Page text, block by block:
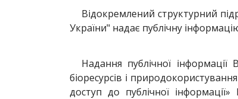
Відокремлений структурний
України" надає публічну
Надання публічної
біоресурсів і
доступ до публічної